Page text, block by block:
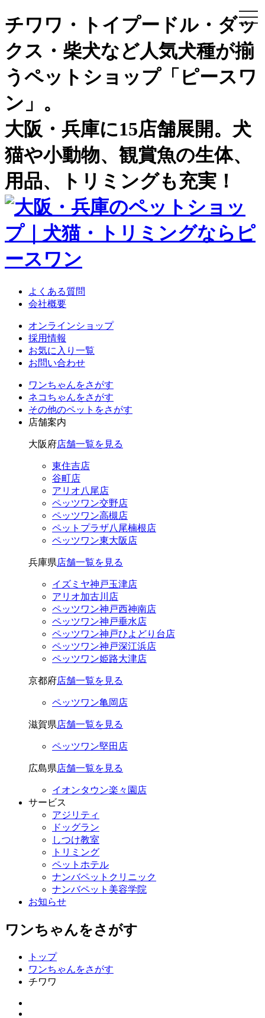
チワワ・トイプードル・ダッ
クス・柴犬など人気犬種が揃
うペットショップ「ピースワ
ン」。
大阪・兵庫に15店舗展開。犬
猫や小動物、観賞魚の生体、
用品、トリミングも充実！
よくある質問
会社概要
オンラインショップ
採用情報
お気に入り一覧
お問い合わせ
ワンちゃんをさがす
ネコちゃんをさがす
その他のペット をさがす
店舗案内
大阪府店舗一覧を見る
東住吉店
谷町店
アリオ八尾店
ペッツワン交野店
ペッツワン高槻店
ペットプラザ八尾楠根店
ペッツワン東大阪店
兵庫県店舗一覧を見る
イズミヤ神戸玉津店
アリオ加古川店
ペッツワン神戸西神南店
ペッツワン神戸垂水店
ペッツワン神戸ひよどり台店
ペッツワン神戸深江浜店
ペッツワン姫路大津店
京都府店舗一覧を見る
ペッツワン亀岡店
滋賀県店舗一覧を見る
ペッツワン堅田店
広島県店舗一覧を見る
イオンタウン楽々園店
サービス
アジリティ
ドッグラン
しつけ教室
トリミング
ペットホテル
ナンバペットクリニック
ナンバペット美容学院
お知らせ
ワンちゃんをさがす
トップ
ワンちゃんをさがす
チワワ